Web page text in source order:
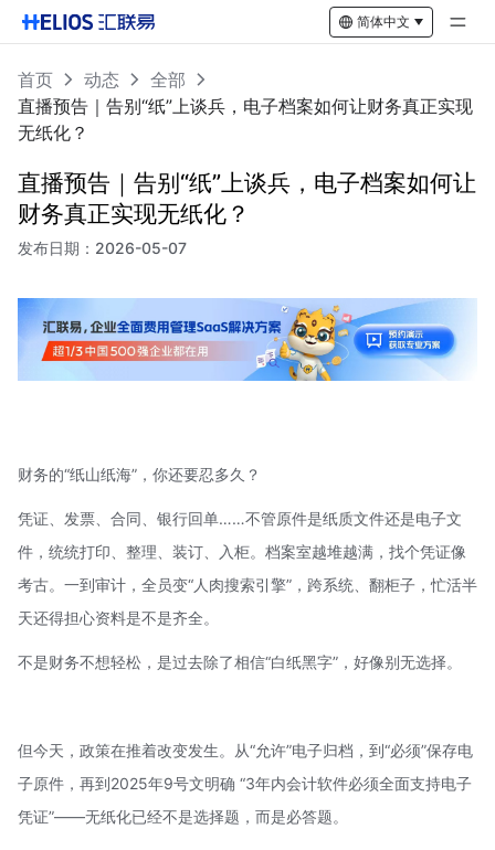
简体中文
首页 动态
全部
直播预告｜告别“纸”上谈兵，电子档案如何让财务真正实现
无纸化？
直播预告｜告别“纸”上谈兵，电子档案如何让
财务真正实现无纸化？
发布日期： 2026-05-07
财务的“纸山纸海”，你还要忍多久？
凭证、发票、合同、银行回单……不管原件是纸质文件还是电子文
件，统统打印、整理、装订、入柜。档案室越堆越满，找个凭证像
考古。一到审计，全员变“人肉搜索引擎”，跨系统、翻柜子，忙活半
天还得担心资料是不是齐全。
不是财务不想轻松，是过去除了相信“白纸黑字”，好像别无选择。
但今天，政策在推着改变发生。从“允许”电子归档，到“必须”保存电
子原件，再到2025年9号文明确 “3年内会计软件必须全面支持电子
凭证”——无纸化已经不是选择题，而是必答题。